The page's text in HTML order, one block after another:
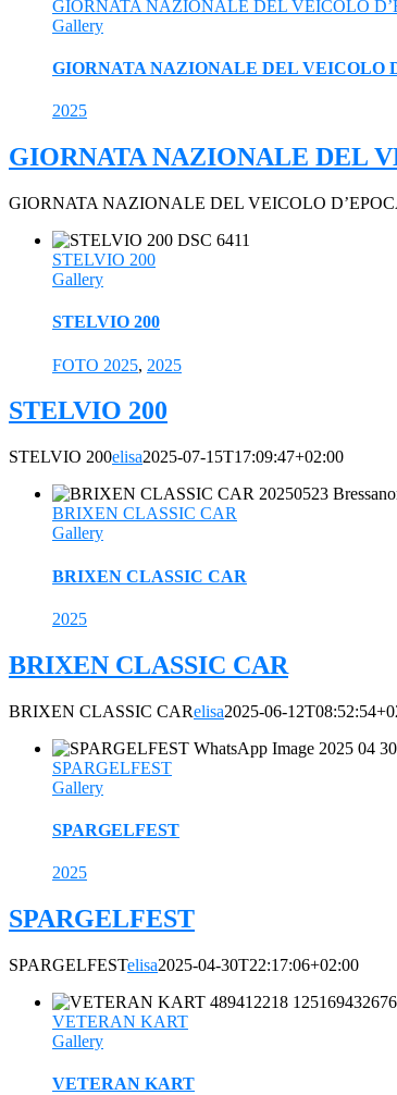
GIORNATA NAZIONALE DEL VEICOLO
Gallery
GIORNATA NAZIONALE DEL VEICOLO
2025
GIORNATA NAZIONALE DEL
GIORNATA NAZIONALE DEL VEICOLO
STELVIO 200
Gallery
STELVIO 200
FOTO 2025, 2025
STELVIO 200
STELVIO 200elisa2025-07-15T17:09:47+02:00
BRIXEN CLASSIC CAR
Gallery
BRIXEN CLASSIC CAR
2025
BRIXEN CLASSIC CAR
BRIXEN CLASSIC CARelisa2025-06-
SPARGELFEST
Gallery
SPARGELFEST
2025
SPARGELFEST
SPARGELFESTelisa2025-04-30T22:17:06+02:00
VETERAN KART
Gallery
VETERAN KART